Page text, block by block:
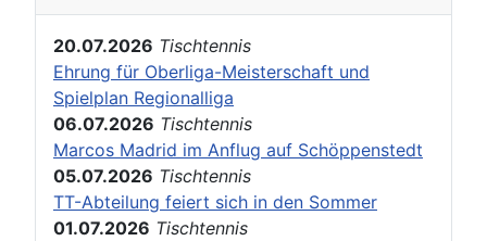
20.07.2026 Tischtennis
Ehrung für Oberliga-Meisterschaft und
Spielplan Regionalliga
06.07.2026 Tischtennis
Marcos Madrid im Anflug auf Schöppenstedt
05.07.2026 Tischtennis
TT-Abteilung feiert sich in den Sommer
01.07.2026 Tischtennis